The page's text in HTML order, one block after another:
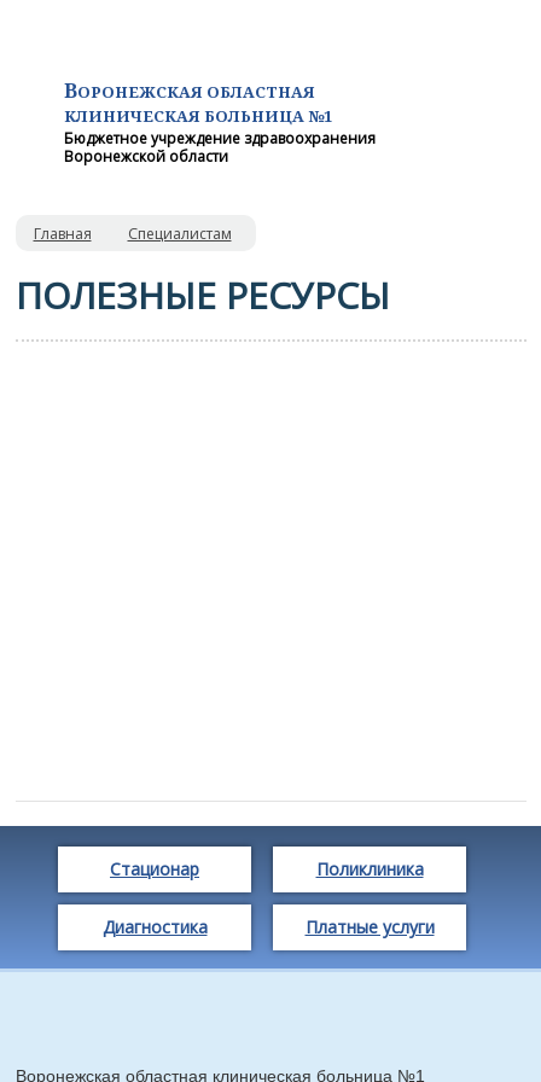
ВОРОНЕЖСКАЯ ОБЛАСТНАЯ
КЛИНИЧЕСКАЯ БОЛЬНИЦА №1
Бюджетное учреждение здравоохранения
Воронежской области
Главная Специалистам
ПОЛЕЗНЫЕ РЕСУРСЫ
Стационар Поликлиника
Диагностика Платные услуги
Воронежская областная клиническая больница №1